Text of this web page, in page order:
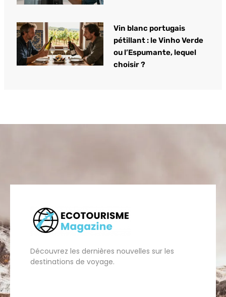
Vin blanc portugais
pétillant : le Vinho Verde
ou l’Espumante, lequel
choisir ?
Découvrez les dernières nouvelles sur les
destinations de voyage.